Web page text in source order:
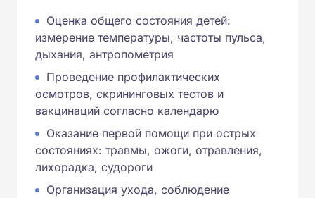
Оценка общего состояния детей:
измерение температуры, частоты пульса,
дыхания, антропометрия
Проведение профилактических
осмотров, скрининговых тестов и
вакцинаций согласно календарю
Оказание первой помощи при острых
состояниях: травмы, ожоги, отравления,
лихорадка, судороги
Организация ухода, соблюдение